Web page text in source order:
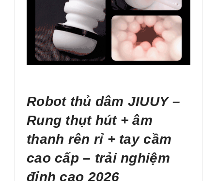
Robot thủ dâm JIUUY –
Rung thụt hút + âm
thanh rên rỉ + tay cầm
cao cấp – trải nghiệm
đỉnh cao 2026